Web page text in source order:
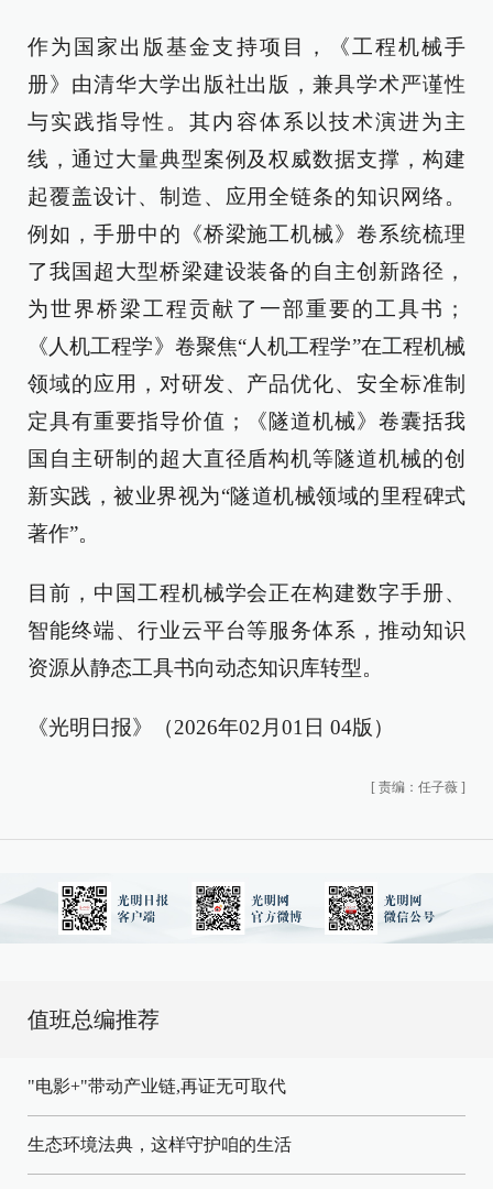
作为国家出版基金支持项目，《工程机械手
册》由清华大学出版社出版，兼具学术严谨性
与实践指导性。其内容体系以技术演进为主
线，通过大量典型案例及权威数据支撑，构建
起覆盖设计、制造、应用全链条的知识网络。
例如，手册中的《桥梁施工机械》卷系统梳理
了我国超大型桥梁建设装备的自主创新路径，
为世界桥梁工程贡献了一部重要的工具书；
《人机工程学》卷聚焦“人机工程学”在工程机械
领域的应用，对研发、产品优化、安全标准制
定具有重要指导价值；《隧道机械》卷囊括我
国自主研制的超大直径盾构机等隧道机械的创
新实践，被业界视为“隧道机械领域的里程碑式
著作”。
目前，中国工程机械学会正在构建数字手册、
智能终端、行业云平台等服务体系，推动知识
资源从静态工具书向动态知识库转型。
《光明日报》（2026年02月01日 04版）
[ 责编：任子薇 ]
值班总编推荐
"电影+"带动产业链,再证无可取代
生态环境法典，这样守护咱的生活